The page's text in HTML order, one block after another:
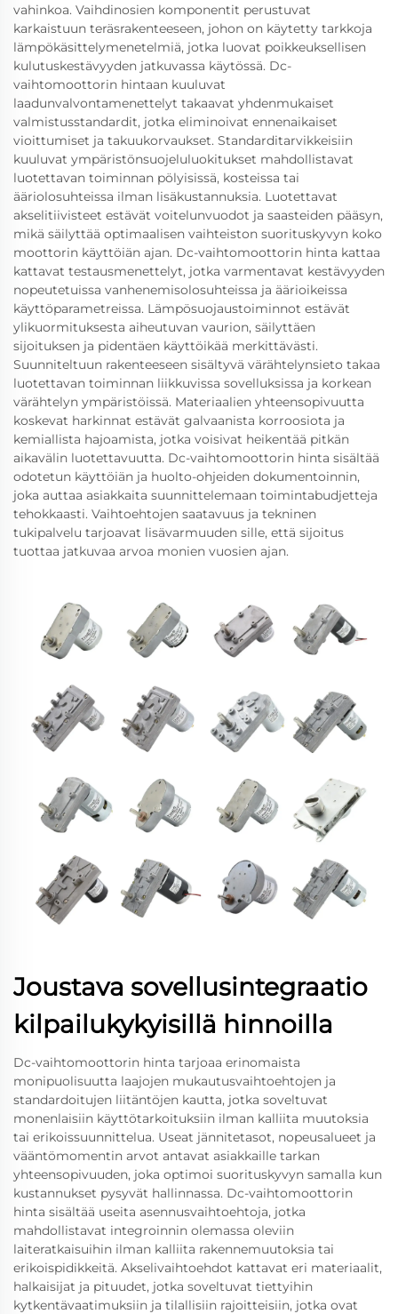
vahinkoa. Vaihdinosien komponentit perustuvat
karkaistuun teräsrakenteeseen, johon on käytetty tarkkoja
lämpökäsittelymenetelmiä, jotka luovat poikkeuksellisen
kulutuskestävyyden jatkuvassa käytössä. Dc-
vaihtomoottorin hintaan kuuluvat
laadunvalvontamenettelyt takaavat yhdenmukaiset
valmistusstandardit, jotka eliminoivat ennenaikaiset
vioittumiset ja takuukorvaukset. Standarditarvikkeisiin
kuuluvat ympäristönsuojeluluokitukset mahdollistavat
luotettavan toiminnan pölyisissä, kosteissa tai
ääriolosuhteissa ilman lisäkustannuksia. Luotettavat
akselitiivisteet estävät voitelunvuodot ja saasteiden pääsyn,
mikä säilyttää optimaalisen vaihteiston suorituskyvyn koko
moottorin käyttöiän ajan. Dc-vaihtomoottorin hinta kattaa
kattavat testausmenettelyt, jotka varmentavat kestävyyden
nopeutetuissa vanhenemisolosuhteissa ja äärioikeissa
käyttöparametreissa. Lämpösuojaustoiminnot estävät
ylikuormituksesta aiheutuvan vaurion, säilyttäen
sijoituksen ja pidentäen käyttöikää merkittävästi.
Suunniteltuun rakenteeseen sisältyvä värähtelynsieto takaa
luotettavan toiminnan liikkuvissa sovelluksissa ja korkean
värähtelyn ympäristöissä. Materiaalien yhteensopivuutta
koskevat harkinnat estävät galvaanista korroosiota ja
kemiallista hajoamista, jotka voisivat heikentää pitkän
aikavälin luotettavuutta. Dc-vaihtomoottorin hinta sisältää
odotetun käyttöiän ja huolto-ohjeiden dokumentoinnin,
joka auttaa asiakkaita suunnittelemaan toimintabudjetteja
tehokkaasti. Vaihtoehtojen saatavuus ja tekninen
tukipalvelu tarjoavat lisävarmuuden sille, että sijoitus
tuottaa jatkuvaa arvoa monien vuosien ajan.
Joustava sovellusintegraatio
kilpailukykyisillä hinnoilla
Dc-vaihtomoottorin hinta tarjoaa erinomaista
monipuolisuutta laajojen mukautusvaihtoehtojen ja
standardoitujen liitäntöjen kautta, jotka soveltuvat
monenlaisiin käyttötarkoituksiin ilman kalliita muutoksia
tai erikoissuunnittelua. Useat jännitetasot, nopeusalueet ja
vääntömomentin arvot antavat asiakkaille tarkan
yhteensopivuuden, joka optimoi suorituskyvyn samalla kun
kustannukset pysyvät hallinnassa. Dc-vaihtomoottorin
hinta sisältää useita asennusvaihtoehtoja, jotka
mahdollistavat integroinnin olemassa oleviin
laiteratkaisuihin ilman kalliita rakennemuutoksia tai
erikoispidikkeitä. Akselivaihtoehdot kattavat eri materiaalit,
halkaisijat ja pituudet, jotka soveltuvat tiettyihin
kytkentävaatimuksiin ja tilallisiin rajoitteisiin, jotka ovat